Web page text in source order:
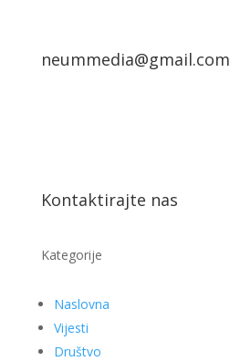
neummedia@gmail.com
Kontaktirajte nas
Kategorije
Naslovna
Vijesti
Društvo